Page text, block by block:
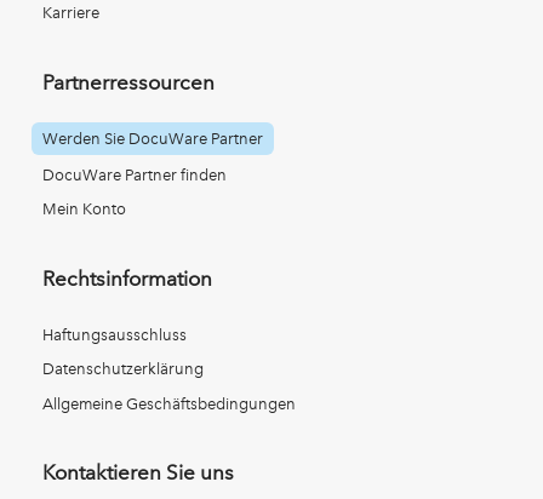
Karriere
Partnerressourcen
Werden Sie DocuWare Partner
DocuWare Partner finden
Mein Konto
Rechtsinformation
Haftungsausschluss
Datenschutzerklärung
Allgemeine Geschäftsbedingungen
Kontaktieren Sie uns